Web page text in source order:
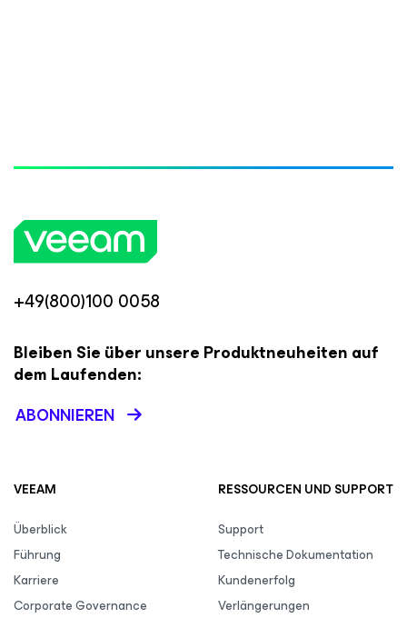
+49(800)100 0058
Bleiben Sie über unsere Produktneuheiten auf
dem Laufenden:
ABONNIEREN
VEEAM
Überblick
Führung
Karriere
Corporate Governance
RESSOURCEN UND SUPPORT
Support
Technische Dokumentation
Kundenerfolg
Verlängerungen